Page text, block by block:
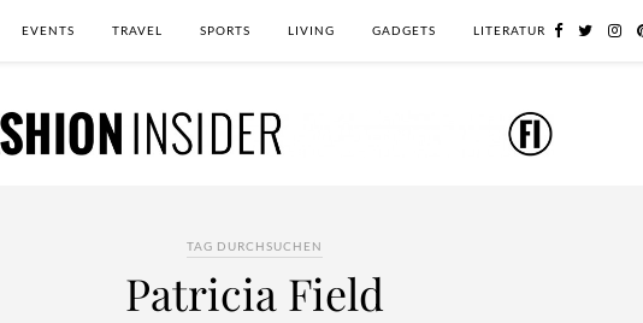
EVENTS TRAVEL SPORTS LIVING GADGETS LITERATUR
TAG DURCHSUCHEN
Patricia Field